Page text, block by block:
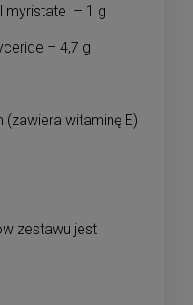
myristate – 1 g
– 4,7 g
(zawiera witaminę E)
zestawu jest